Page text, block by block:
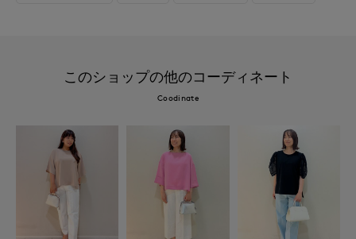
このショップの他のコーディネート
Coodinate